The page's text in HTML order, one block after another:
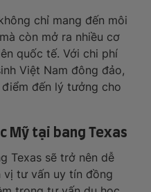
chỉ mang đến môi
còn mở ra nhiều cơ
quốc tế. Với chi phí
Việt Nam đông đảo,
đến lý tưởng cho
Mỹ tại bang Texas
Texas sẽ trở nên dễ
vị tư vấn uy tín đồng